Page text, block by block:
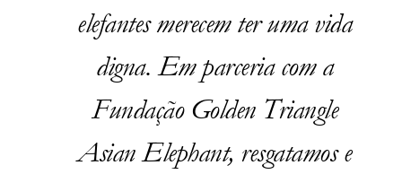
elefantes merecem ter uma vida
digna. Em parceria com a
Fundação Golden Triangle
Asian Elephant, resgatamos e